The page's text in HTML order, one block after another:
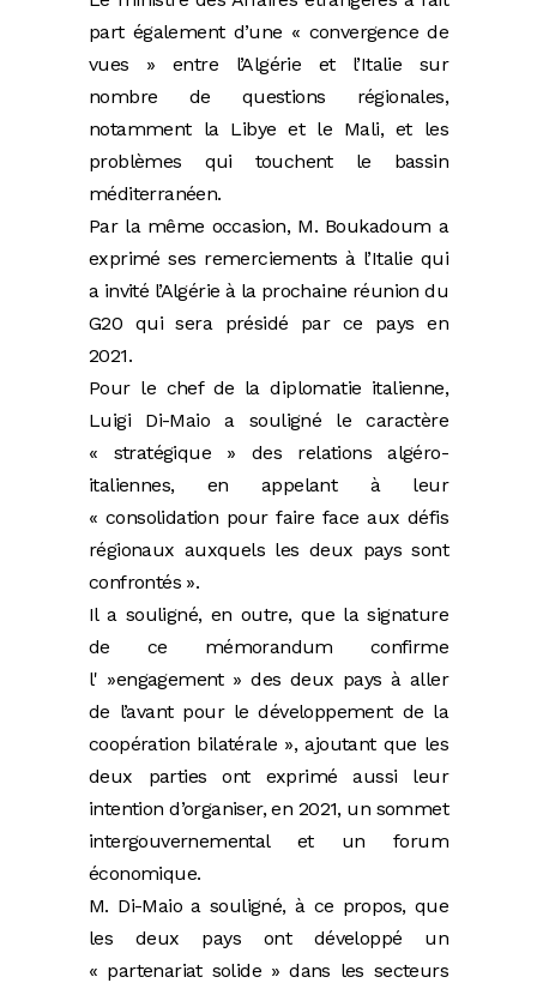
part également d’une « convergence de
vues » entre l’Algérie et l’Italie sur
nombre de questions régionales,
notamment la Libye et le Mali, et les
problèmes qui touchent le bassin
méditerranéen.
Par la même occasion, M. Boukadoum a
exprimé ses remerciements à l’Italie qui
a invité l’Algérie à la prochaine réunion du
G20 qui sera présidé par ce pays en
2021.
Pour le chef de la diplomatie italienne,
Luigi Di-Maio a souligné le caractère
« stratégique » des relations algéro-
italiennes, en appelant à leur
« consolidation pour faire face aux défis
régionaux auxquels les deux pays sont
confrontés ».
Il a souligné, en outre, que la signature
de ce mémorandum confirme
l' »engagement » des deux pays à aller
de l’avant pour le développement de la
coopération bilatérale », ajoutant que les
deux parties ont exprimé aussi leur
intention d’organiser, en 2021, un sommet
intergouvernemental et un forum
économique.
M. Di-Maio a souligné, à ce propos, que
les deux pays ont développé un
« partenariat solide » dans les secteurs